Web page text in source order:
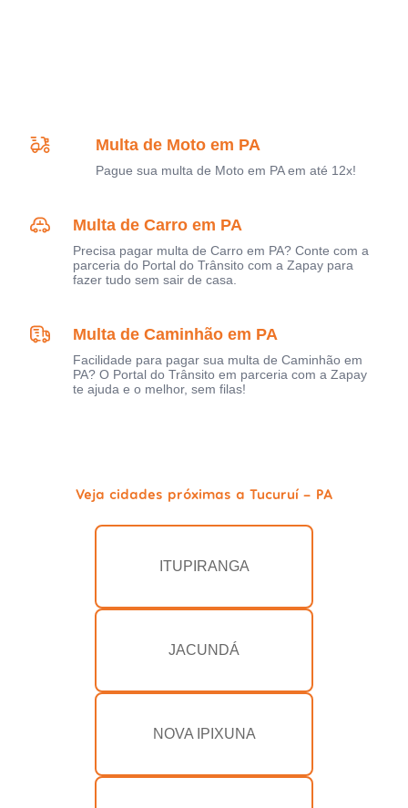
Multa de Moto em PA
Pague sua multa de Moto em PA em até 12x!
Multa de Carro em PA
Precisa pagar multa de Carro em PA? Conte com a
parceria do Portal do Trânsito com a Zapay para
fazer tudo sem sair de casa.
Multa de Caminhão em PA
Facilidade para pagar sua multa de Caminhão em
PA? O Portal do Trânsito em parceria com a Zapay
te ajuda e o melhor, sem filas!
Veja cidades próximas a Tucuruí - PA
ITUPIRANGA
JACUNDÁ
NOVA IPIXUNA